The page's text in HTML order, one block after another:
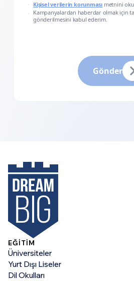
Kişisel verilerin korunması metnini
Kampanyalardan haberdar olmak için
gönderilmesini kabul ederim.
Gönder
EĞİTİM
Üniversiteler
Yurt Dışı Liseler
Dil Okulları